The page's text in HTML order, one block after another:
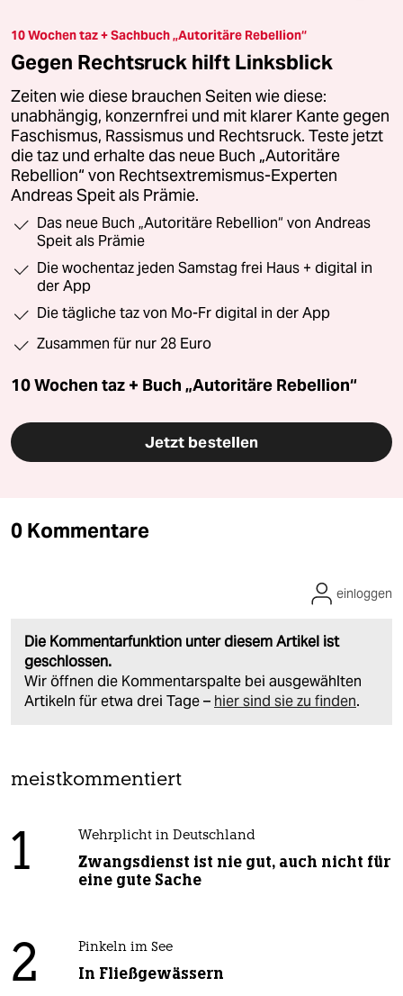
10 Wochen taz + Sachbuch „Autoritäre Rebellion“
Gegen Rechtsruck hilft Linksblick
Zeiten wie diese brauchen Seiten wie diese:
unabhängig, konzernfrei und mit klarer Kante gegen
Faschismus, Rassismus und Rechtsruck. Teste jetzt
die taz und erhalte das neue Buch „Autoritäre
Rebellion“ von Rechtsextremismus-Experten
Andreas Speit als Prämie.
Das neue Buch „Autoritäre Rebellion“ von Andreas
Speit als Prämie
Die wochentaz jeden Samstag frei Haus + digital in
der App
Die tägliche taz von Mo-Fr digital in der App
Zusammen für nur 28 Euro
10 Wochen taz + Buch „Autoritäre Rebellion“
Jetzt bestellen
0 Kommentare
Die Kommentarfunktion unter diesem Artikel ist
geschlossen.
Wir öffnen die Kommentarspalte bei ausgewählten
Artikeln für etwa drei Tage – hier sind sie zu finden.
einloggen
meistkommentiert
1 Wehrplicht in Deutschland
Zwangsdienst ist nie gut, auch nicht für
eine gute Sache
2 Pinkeln im See
In Fließgewässern